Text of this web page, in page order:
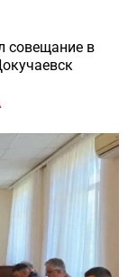
совещание в